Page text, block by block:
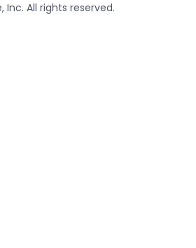
Inc. All rights reserved.